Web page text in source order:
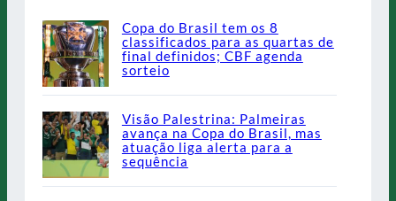
Copa do Brasil tem os 8
classificados para as quartas de
final definidos; CBF agenda
sorteio
Visão Palestrina: Palmeiras
avança na Copa do Brasil, mas
atuação liga alerta para a
sequência